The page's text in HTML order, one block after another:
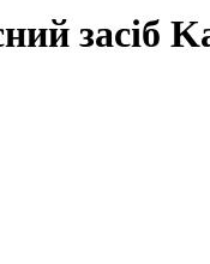
засіб